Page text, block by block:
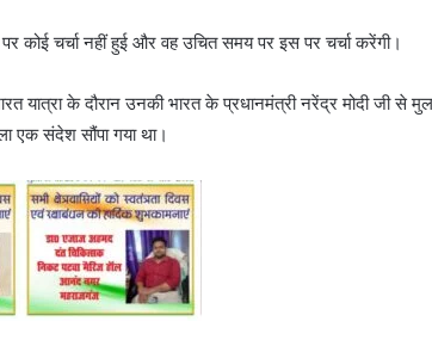
पर कोई चर्चा नहीं हुई और वह उचित समय पर इस पर चर्चा करेंगी।
यात्रा के दौरान उनकी भारत के प्रधानमंत्री नरेंद्र मोदी जी से
एक संदेश सौंपा गया था।